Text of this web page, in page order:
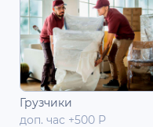
Грузчики
доп. час +500 Р